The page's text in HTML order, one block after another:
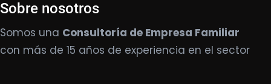
Sobre nosotros
Somos una Consultoría de Empresa Familiar
con más de 15 años de experiencia en el sector